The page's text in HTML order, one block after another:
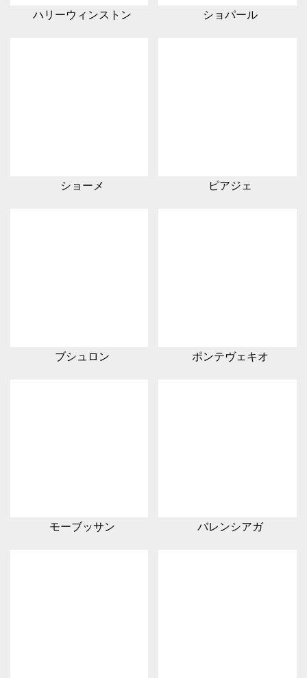
ハリーウィンストン ショパール
ショーメ ピアジェ
ブシュロン ポンテヴェキオ
モーブッサン バレンシアガ